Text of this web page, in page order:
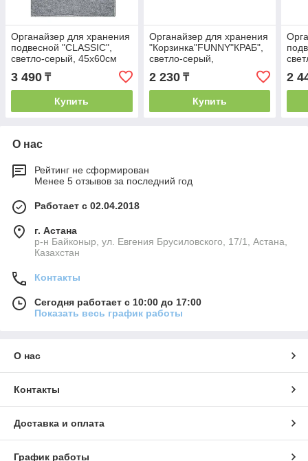
Органайзер для хранения
подвесной "CLASSIC",
светло-серый, 45х60см
3 490 ₸
Купить
Органайзер для хранения
"Корзинка"FUNNY"КРАБ",
светло-серый,
17х17х16см, 3л
2 230₸
Купить
2
О нас
Рейтинг не сформирован
Менее 5 отзывов за последний год
Работает с 02.04.2018
г. Астана
р-н Байконыр, ул. Евгения Брусиловского, 17/1, Астана,
Казахстан
Контакты
Сегодня работает с 10:00 до 17:00
Показать весь график работы
О нас
Контакты
Доставка и оплата
График работы